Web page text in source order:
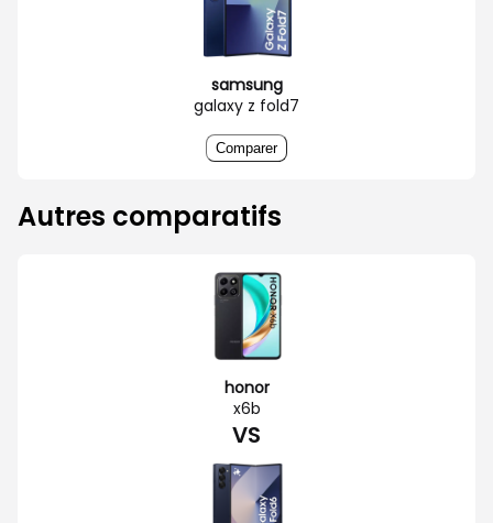
samsung
galaxy z fold7
Comparer
Autres comparatifs
honor
x6b
VS